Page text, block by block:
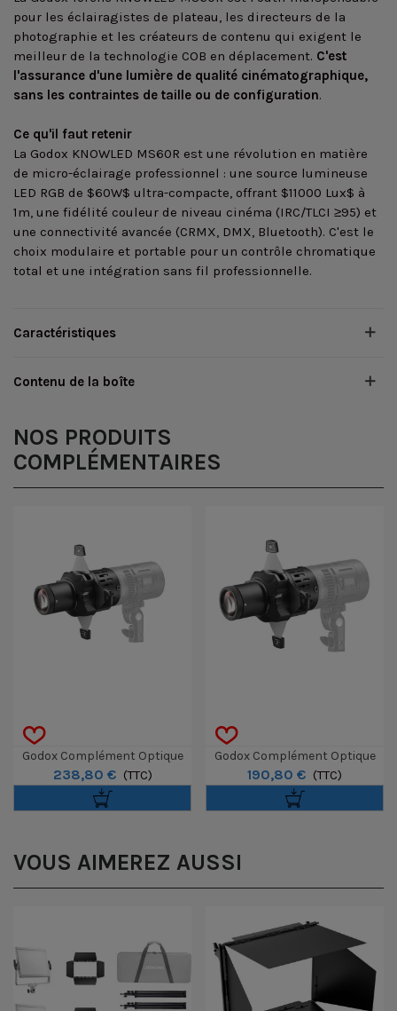
pour les éclairagistes de plateau, les directeurs de la
photographie et les créateurs de contenu qui exigent le
meilleur de la technologie COB en déplacement. C'est
l'assurance d'une lumière de qualité cinématographique,
sans les contraintes de taille ou de configuration.
Ce qu'il faut retenir
La Godox KNOWLED MS60R est une révolution en matière
de micro-éclairage professionnel : une source lumineuse
LED RGB de $60W$ ultra-compacte, offrant $11000 Lux$ à
1m, une fidélité couleur de niveau cinéma (IRC/TLCI ≥95) et
une connectivité avancée (CRMX, DMX, Bluetooth). C'est le
choix modulaire et portable pour un contrôle chromatique
total et une intégration sans fil professionnelle.
Caractéristiques
Contenu de la boîte
NOS PRODUITS
COMPLÉMENTAIRES
Godox Complément Optique
KNOWLED SP50K Pour MS60Bi
Et MS60R
238,80 € (TTC)
Godox Complément Optique
KNOWLED SP36K Pour MS60Bi
Et MS60R
190,80 € (TTC)
VOUS AIMEREZ AUSSI